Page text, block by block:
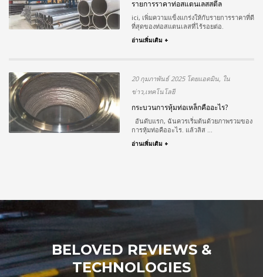
รายการราคาท่อสแตนเลสสตีล
ici, เพิ่มความแข็งแกร่งให้กับรายการราคาที่ดี
ที่สุดของท่อสแตนเลสที่ไร้รอยต่อ.
อ่านเพิ่มเติม +
20 กุมภาพันธ์ 2025 โดยแอดมิน, ใน
ข่าว,เทคโนโลยี
กระบวนการหุ้มท่อเหล็กคืออะไร?
อันดับแรก, ฉันควรเริ่มต้นด้วยภาพรวมของ
การหุ้มท่อคืออะไร. แล้วลิส ...
อ่านเพิ่มเติม +
BELOVED REVIEWS &
TECHNOLOGIES